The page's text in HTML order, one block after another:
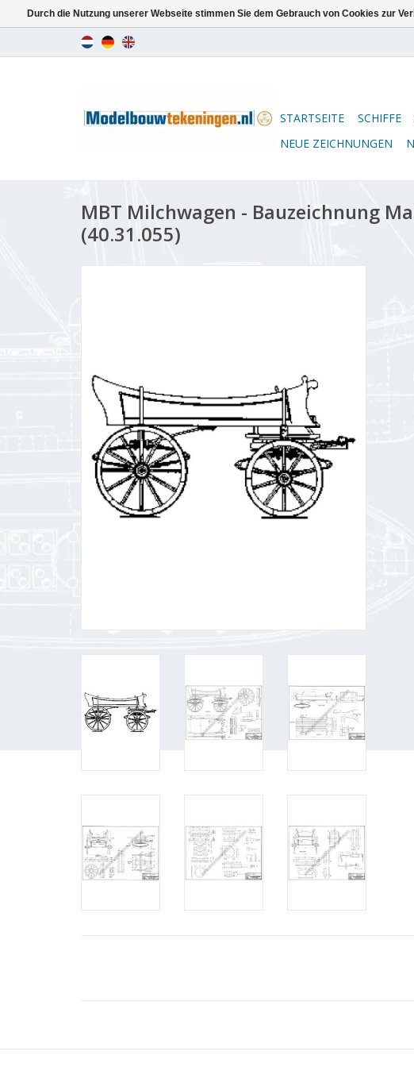
STARTSEITE SCHIFFE
NEUE ZEICHNUNGEN
MBT Milchwagen - Bauzeichnung
(40.31.055)
Durch die Nutzung unserer Webseite stimmen Sie dem Gebrauch von Cookies zur